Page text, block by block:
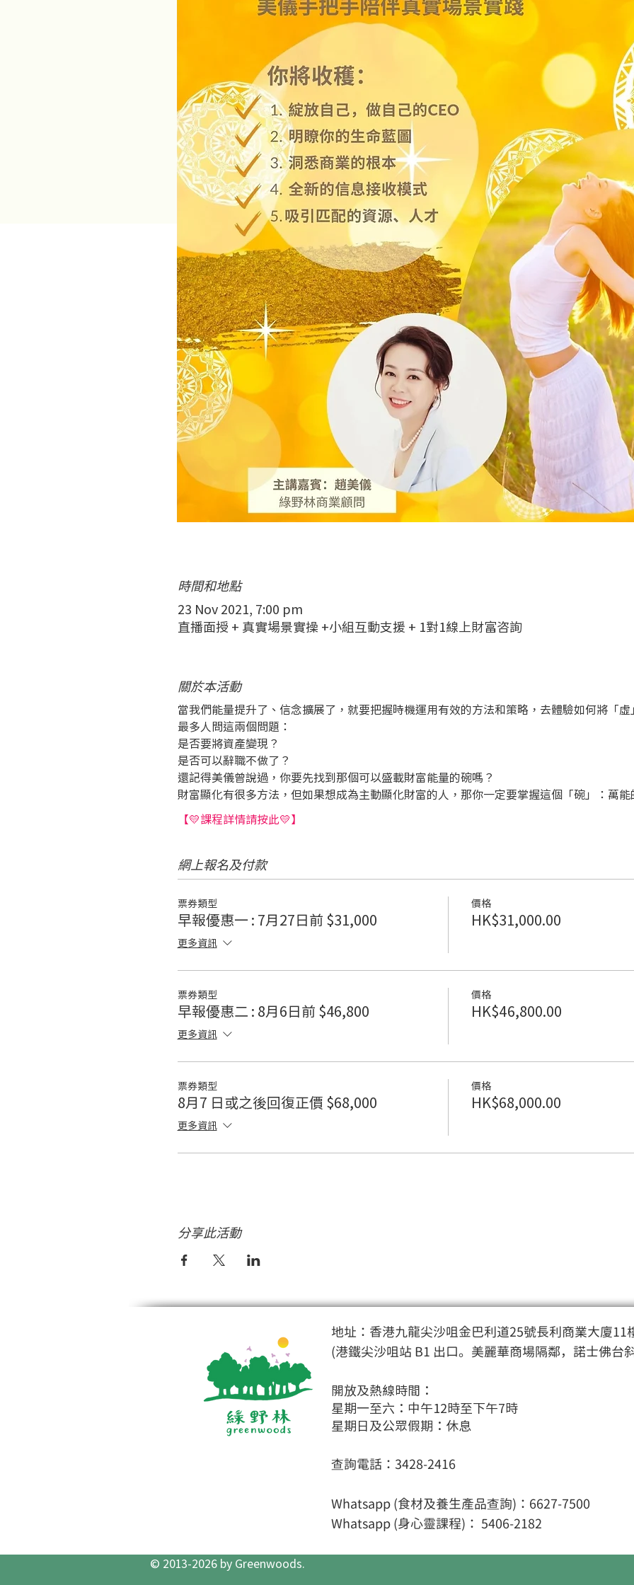
時間和地點
23 Nov 2021, 7:00 pm
直播面授 + 真實場景實操 +小組互動支援 + 1對1線上財富咨詢
關於本活動
當我們能量提升了、信念擴展了，就要把握時機運用有效的方法和策略，去體驗如何將「虛
最多人問這兩個問題：
是否要將資產變現？
是否可以辭職不做了？
還記得美儀曾說過，你要先找到那個可以盛載財富能量的碗嗎？
財富顯化有很多方法，但如果想成為主動顯化財富的人，那你一定要掌握這個「碗」：萬能
【💛課程詳情請按此💛】
網上報名及付款
票券類型
早報優惠一 : 7月27日前 $31,000
更多資訊
價格
HK$31,000.00
票券類型
早報優惠二 : 8月6日前 $46,800
更多資訊
價格
HK$46,800.00
票券類型
8月7 日或之後回復正價 $68,000
更多資訊
價格
HK$68,000.00
分享此活動
地址：香港九龍尖沙咀金巴利道25號長利商業大廈11
(港鐵尖沙咀站 B1 出口。美麗華商場隔鄰，諾士佛台
開放及熱線時間：
星期一至六：中午12時至下午7時
星期日及公眾假期：休息
查詢電話：3428-2416
Whatsapp (食材及養生產品查詢)：6627-7500
Whatsapp (身心靈課程)： 5406-2182
© 2013-2026 by Greenwoods.